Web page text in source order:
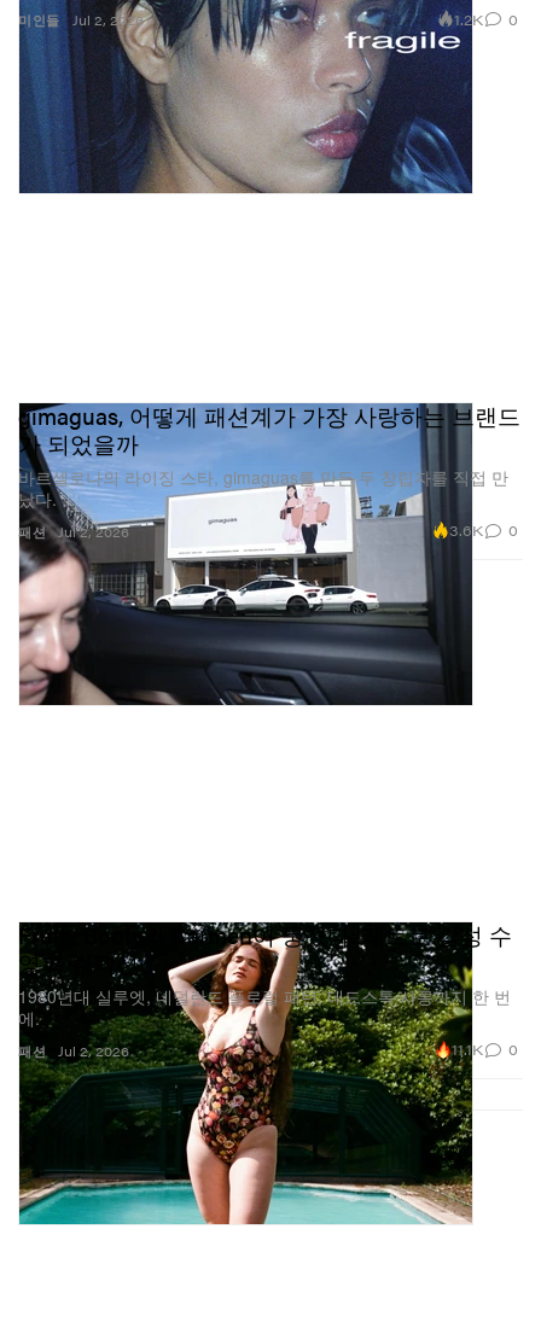
미인들 Jul 2, 2026 1.2K 0
패션
gimaguas, 어떻게 패션계가 가장 사랑하는 브랜드
가 되었을까
바르셀로나의 라이징 스타, gimaguas를 만든 두 창립자를 직접 만
났다.
Jul 2, 2026 3.6K 0
패션
Fruity Booty와 Carmen이 뭉쳤다: 레트로 감성 수
영복 컬렉션
1980년대 실루엣, 네덜란드 플로럴 패턴, 데드스톡 사롱까지 한 번
에.
Jul 2, 2026 11.1K 0